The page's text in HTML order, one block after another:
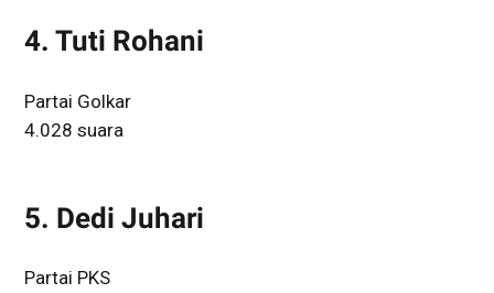
4. Tuti Rohani
Partai Golkar
4.028 suara
5. Dedi Juhari
Partai PKS